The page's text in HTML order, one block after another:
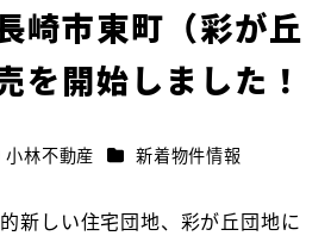
崎市東町（彩が丘
を開始しました！
小林不動産 カテゴリー
新着物件情報
新しい住宅団地、彩が丘団地に